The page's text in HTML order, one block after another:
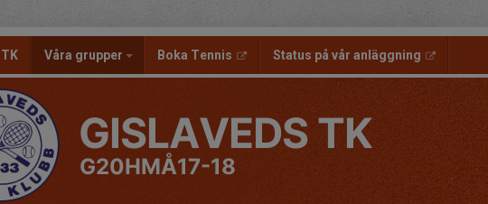
Våra grupper Boka Tennis Status på vår anläggning
GISLAVEDS TK
G20HMÅ17-18